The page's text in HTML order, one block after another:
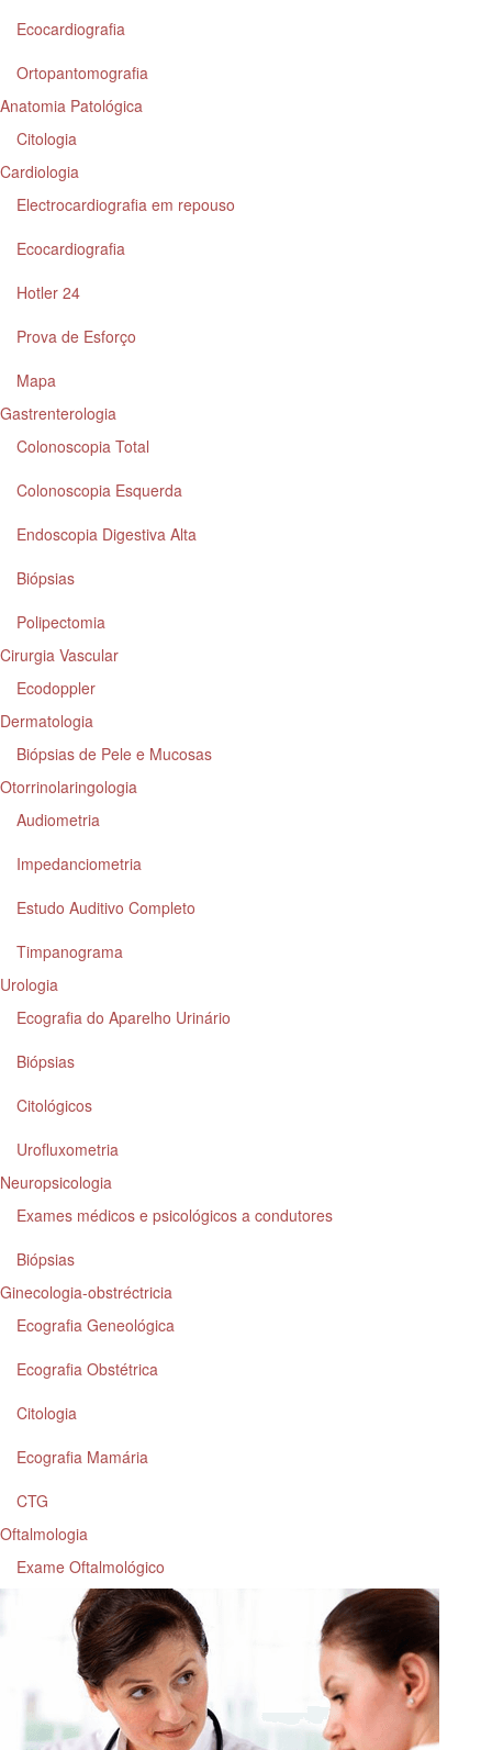
Ecocardiografia
Ortopantomografia
Anatomia Patológica
Citologia
Cardiologia
Electrocardiografia em repouso
Ecocardiografia
Hotler 24
Prova de Esforço
Mapa
Gastrenterologia
Colonoscopia Total
Colonoscopia Esquerda
Endoscopia Digestiva Alta
Biópsias
Polipectomia
Cirurgia Vascular
Ecodoppler
Dermatologia
Biópsias de Pele e Mucosas
Otorrinolaringologia
Audiometria
Impedanciometria
Estudo Auditivo Completo
Timpanograma
Urologia
Ecografia do Aparelho Urinário
Biópsias
Citológicos
Urofluxometria
Neuropsicologia
Exames médicos e psicológicos a condutores
Biópsias
Ginecologia-obstréctricia
Ecografia Geneológica
Ecografia Obstétrica
Citologia
Ecografia Mamária
CTG
Oftalmologia
Exame Oftalmológico